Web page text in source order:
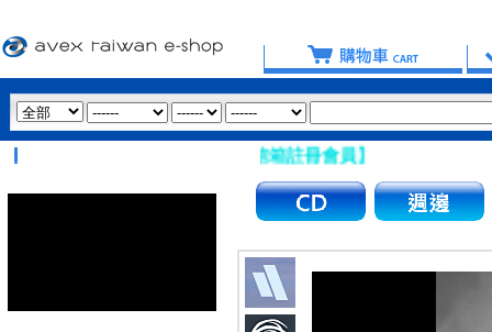
量避免使用 Hotmail、msn 信箱註冊會員】